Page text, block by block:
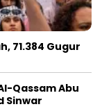
71.384 Gugur
Qassam Abu
Sinwar